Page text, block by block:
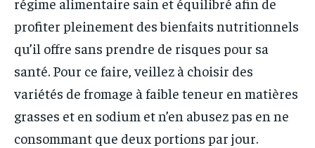
profiter pleinement des bienfaits nutritionnels
qu’il offre sans prendre de risques pour sa
santé. Pour ce faire, veillez à choisir des
variétés de fromage à faible teneur en matières
grasses et en sodium et n’en abusez pas en ne
consommant que deux portions par jour.